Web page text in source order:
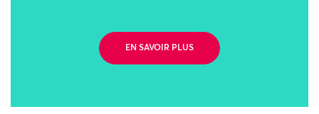
EN SAVOIR PLUS